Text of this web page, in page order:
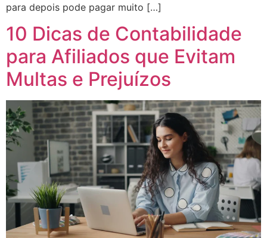
para depois pode pagar muito […]
10 Dicas de Contabilidade
para Afiliados que Evitam
Multas e Prejuízos